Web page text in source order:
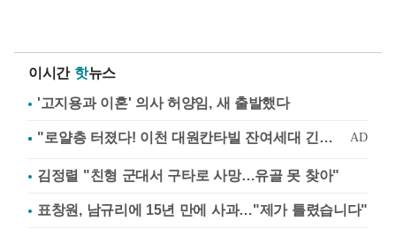
이시간 핫뉴스
'고지용과 이혼' 의사 허양임, 새 출발했다
김정렬 "친형 군대서 구타로 사망…유골 못 찾아"
표창원, 남규리에 15년 만에 사과…"제가 틀렸습니다"